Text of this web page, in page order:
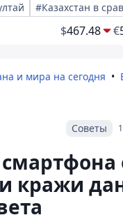
#Казахстан в
$467.48 €
и мира на сегодня
Советы
кражи